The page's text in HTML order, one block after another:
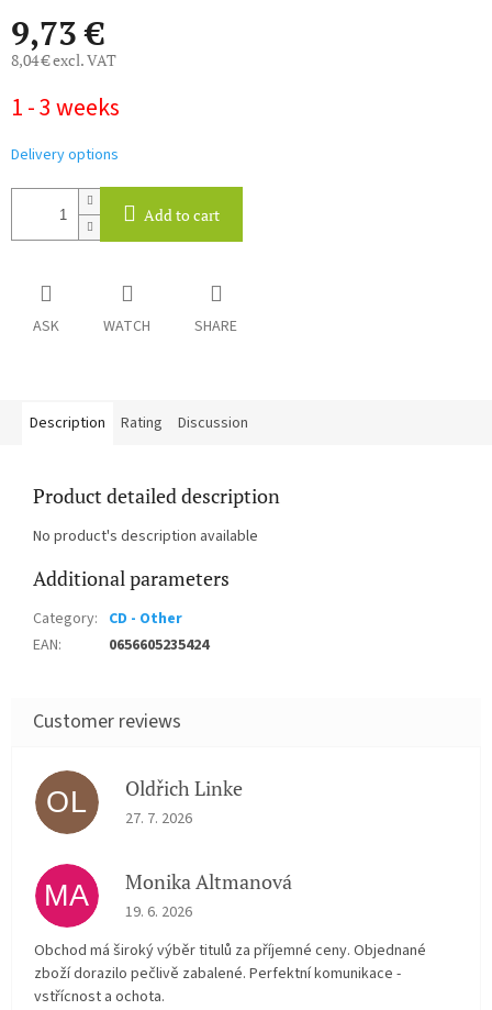
9,73 €
8,04 € excl. VAT
price:
1 - 3 weeks
Delivery options
Add to cart
ASK WATCH SHARE
Description Rating Discussion
Product detailed description
No product's description available
Additional parameters
Category: CD - Other
EAN: 0656605235424
OL Oldřich Linke
The store rating is 5 out of 5 stars.
27. 7. 2026
MA Monika Altmanová
The store rating is 5 out of 5 stars.
19. 6. 2026
Obchod má široký výběr titulů za příjemné ceny. Objednané
zboží dorazilo pečlivě zabalené. Perfektní komunikace -
vstřícnost a ochota.